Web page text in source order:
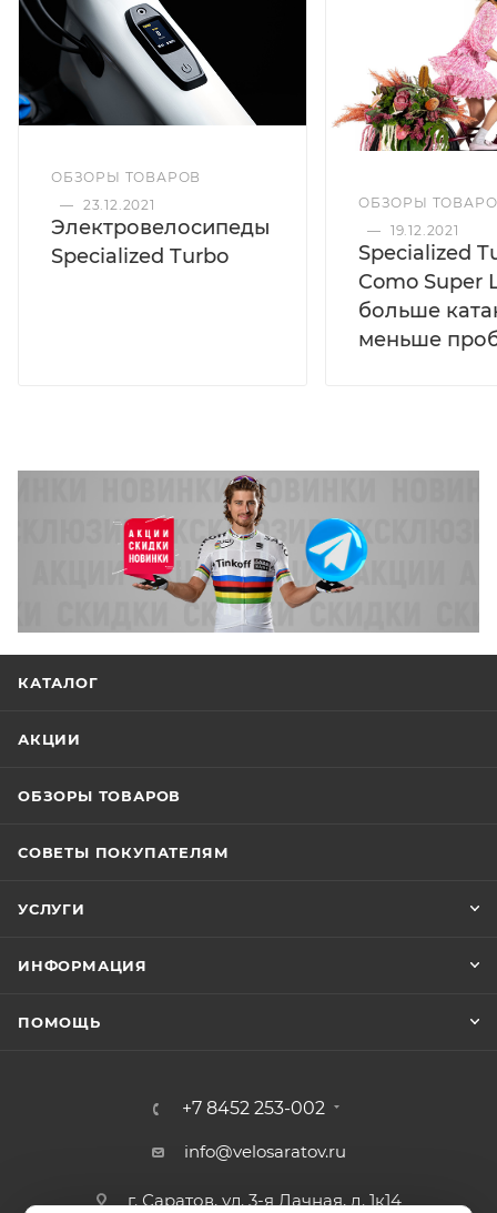
ОБЗОРЫ ТОВАРОВ
— 23.12.2021
Электровелосипеды
Specialized Turbo
ОБЗОРЫ
— 19.12.2021
Specialized
Como Super
больше
меньше
КАТАЛОГ
АКЦИИ
ОБЗОРЫ ТОВАРОВ
СОВЕТЫ ПОКУПАТЕЛЯМ
УСЛУГИ
ИНФОРМАЦИЯ
ПОМОЩЬ
+7 8452 253-002
info@velosaratov.ru
г. Саратов, ул. 3-я Дачная, д. 1к14